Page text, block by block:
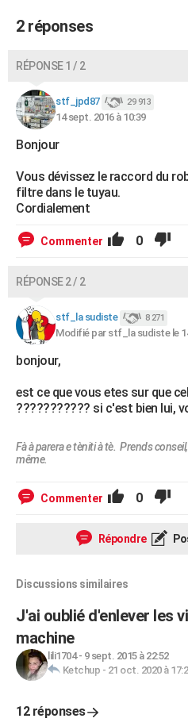
CARTE DE VOEUX
Carte de Noël
Carte Bonne année
Carte Saint-Valentin
Carte Pâques
Carte d'anniversaire
DICTIONNAIRE
Dictionnaire
Biographies
Citations
Expressions
Proverbes
PROGRAMME TV
FORUM
2 réponses
RÉPONSE 1 / 2
stf_jpd87 29 913
14 sept. 2016 à 10:39
Bonjour
Vous dévissez le raccord du
filtre dans le tuyau.
Cordialement
Commenter 0
RÉPONSE 2 / 2
stf_la sudiste 8 271
Modifié par stf_la sudiste le
bonjour,
est ce que vous etes sur que
??????????? si c'est bien lui,
Fà à parera e tèniti à tè. Prends
même.
Commenter 0
Répondre
Discussions similaires
J'ai oublié d'enlever les
machine
lili1704- 9 sept. 2015 à 22:52
Ketchup - 21 oct. 2020 à
12 réponses